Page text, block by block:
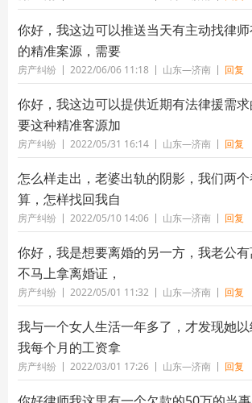
你好，我这边可以推送当天有主动找律
的精准案源，需要
房产纠纷 2022/06/06 11:18 山东—济南 回复
你好，我这边可以提供近期有法律援需
要这种精准客源加
房产纠纷 2022/05/31 16:14 山东—济南 回复
怎么样走出，老婆出轨的阴影，我们两
算，怎样找回我自
房产纠纷 2022/05/10 14:06 山东—济南 回复
你好，我是想要离婚的另一方，我老公
不马上拿离婚证，
房产纠纷 2022/05/01 11:32 山东—济南 回复
我与一个女人生活一年多了，才发现她
我每个月的工资拿
房产纠纷 2022/03/01 17:26 山东—济南 回复